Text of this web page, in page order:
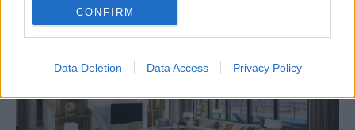
CONFIRM
Data Deletion Data Access Privacy Policy